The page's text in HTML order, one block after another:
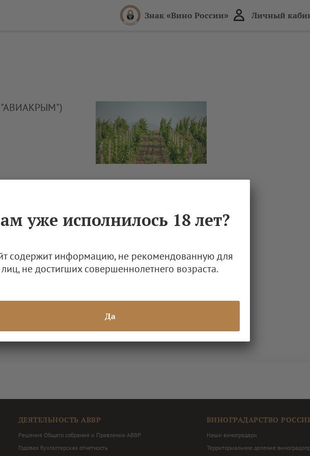
Знак «Вино России» Личный
"АВИАКРЫМ")
ДЕЯТЕЛЬНОСТЬ АВВР
Решения Общего собрания и Правления АВВР
Годовая бухгалтерская отчетность
ВИНОГРАДАРСТВО
Наши виноградари
Территориальное деление
уже исполнилось 18 лет?
содержит информацию, не рекомендованную для
лиц, не достигших совершеннолетнего возраста.
Да